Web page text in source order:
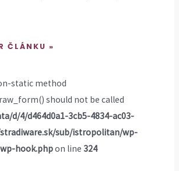
static method
should not be called
d/4/d464d0a1-3cb5-4834-ac03-
sub/istropolitan/wp-
hook.phpon line 324